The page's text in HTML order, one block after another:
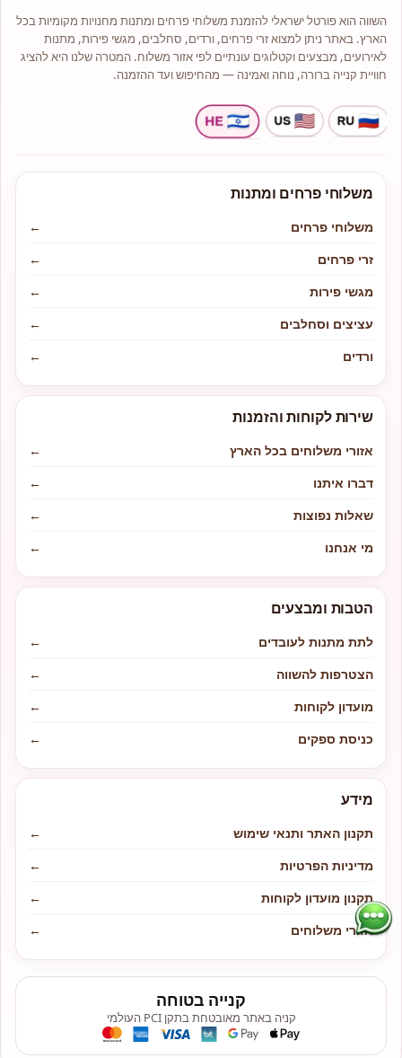
השווה הוא פורטל ישראלי להזמנת משלוחי פרחים ומתנות מחנויות מקומיות בכל
הארץ. באתר ניתן למצוא זרי פרחים, ורדים, סחלבים, מגשי פירות, מתנות
לאירועים, מבצעים וקטלוגים עונתיים לפי אזור משלוח. המטרה שלנו היא להציג
חוויית קנייה ברורה, נוחה ואמינה — מהחיפוש ועד ההזמנה.
משלוחי פרחים ומתנות
משלוחי פרחים
←
זרי פרחים
←
מגשי פירות
←
עציצים וסחלבים
←
ורדים
←
שירות לקוחות והזמנות
אזורי משלוחים בכל הארץ
←
דברו איתנו
←
שאלות נפוצות
←
מי אנחנו
←
הטבות ומבצעים
לתת מתנות לעובדים
←
הצטרפות להשווה
←
מועדון לקוחות
←
כניסת ספקים
←
מידע
תקנון האתר ותנאי שימוש
←
מדיניות הפרטיות
←
תקנון מועדון לקוחות
←
אזורי משלוחים
←
קנייה בטוחה
קניה באתר מאובטחת בתקן PCI העולמי